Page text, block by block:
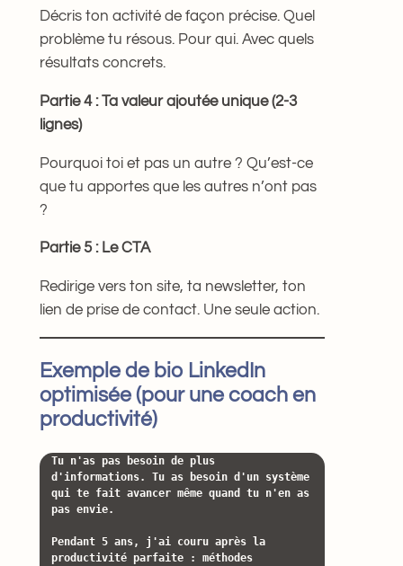
Décris ton activité de façon précise. Quel
problème tu résous. Pour qui. Avec quels
résultats concrets.
Partie 4 : Ta valeur ajoutée unique (2-3
lignes)
Pourquoi toi et pas un autre ? Qu’est-ce
que tu apportes que les autres n’ont pas
?
Partie 5 : Le CTA
Redirige vers ton site, ta newsletter, ton
lien de prise de contact. Une seule action.
Exemple de bio LinkedIn
optimisée (pour une coach en
productivité)
Tu n'as pas besoin de plus
d'informations. Tu as besoin d'un système
qui te fait avancer même quand tu n'en as
pas envie.
Pendant 5 ans, j'ai couru après la
productivité parfaite : méthodes